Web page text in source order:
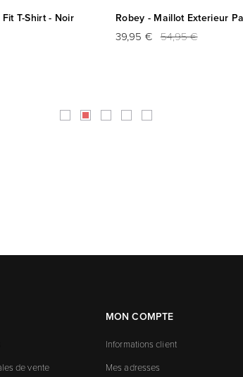
T-Shirt - Noir Robey - Maillot Exterieur
39,95 € 54,95 €
de vente
MON COMPTE
Informations client
Mes adresses